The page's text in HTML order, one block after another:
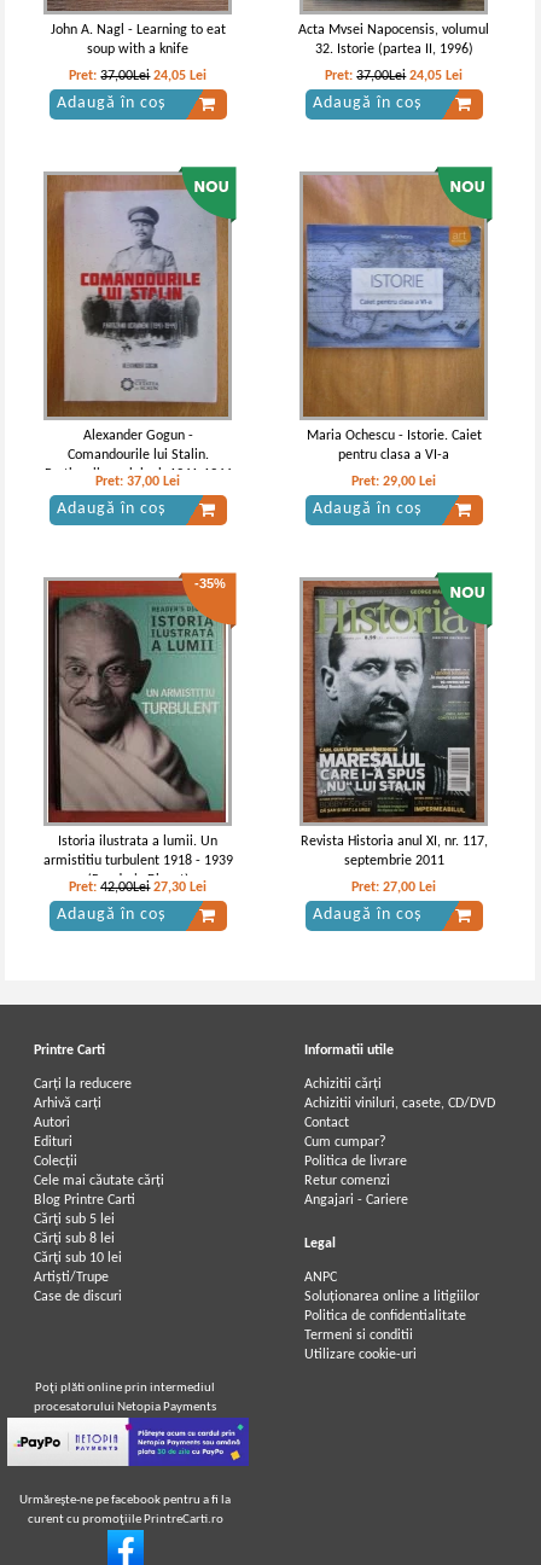
Vintila Corbul - Caderea
Constantinopolului (volumul 1)
(Adevarul)
Vintila Corbul - Caderea
Constantinopolului (volumul 1)
Vintila Corbul - Caderea
Constantinopolelui (volumul I)
Vintila Corbul - Caderea
Constantinopolelui (volumul 2)
Constantinopolului (volumul 2)
Vintila Corbul - Caderea
Constantinopolelui (volumul 1)
Vintila Corbul - Caderea
Constantinopolelui (volumul 1)
John A. Nagl - Learning to eat
soup with a knife
Pret:37,00Lei 24,05 Lei
Adaugă în coș
Acta Mvsei Napocensis, volumul
32. Istorie (partea II, 1996)
Pret:37,00Lei 24,05 Lei
Adaugă în coș
Alexander Gogun -
Comandourile lui Stalin.
Partizanii ucrainieni, 1941-1944
Pret:37,00 Lei
Adaugă în coș
Maria Ochescu - Istorie. Caiet
pentru clasa a VI-a
Pret:29,00 Lei
Adaugă în coș
-35%
Istoria ilustrata a lumii. Un
armistitiu turbulent 1918 - 1939
(Reader's Digest)
Pret:42,00Lei 27,30 Lei
Adaugă în coș
Revista Historia anul XI, nr. 117,
septembrie 2011
Pret:27,00 Lei
Adaugă în coș
Printre Carti
Carți la reducere
Arhivă carți
Autori
Edituri
Colecții
Cele mai căutate cărți
Blog Printre Carti
Cărţi sub 5 lei
Cărţi sub 8 lei
Cărţi sub 10 lei
Artiști/Trupe
Case de discuri
Informatii utile
Achizitii cărți
Achizitii viniluri, casete, CD/DVD
Contact
Cum cumpar?
Politica de livrare
Retur comenzi
Angajari - Cariere
Legal
ANPC
Soluționarea online a litigiilor
Politica de confidentialitate
Termeni si conditii
Utilizare cookie-uri
Poţi plăti online prin intermediul
procesatorului Netopia Payments
Urmăreşte-ne pe facebook pentru a fi la
curent cu promoţiile PrintreCarti.ro